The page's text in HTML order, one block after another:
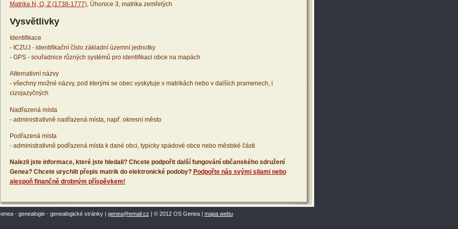
Matrika N, O, Z (1738-1777), Úhonice 3, matrika zemřelých
Vysvětlivky
Identifikace
- ICZUJ - identifikační číslo základní územní jednotky
- GPS - souřadnice různých systémů pro identifikaci obce na mapách
Alternativní názvy
- všechny možné názvy, pod kterými se obec vyskytuje v matrikách nebo v dalších pramenech, i
cizojazyčných
Nadřazená místa
- administrativně nadřazená místa, např. okresní město
Podřazená místa
- administrativně podřazená místa k dané obci, typicky spádové obce nebo městské části
Nalezli jste informace, které jste hledali? Chcete podpořit další fungování občanského sdružení
Genea? Chcete urychlit přepis matrik do elektronické podoby? Podpořte nás svými silami nebo
alespoň finančně drobným příspěvkem!
- genealogie - genealogické stránky | genea@email.cz | © 2012 OS Genea | mapa webu